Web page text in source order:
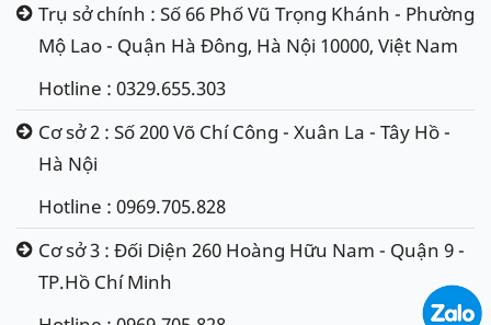
Trụ sở chính : Số 66 Phố Vũ Trọng Khánh - Phường
Mộ Lao - Quận Hà Đông, Hà Nội 10000, Việt Nam
Hotline : 0329.655.303
Cơ sở 2 : Số 200 Võ Chí Công - Xuân La - Tây Hồ -
Hà Nội
Hotline : 0969.705.828
Cơ sở 3 : Đối Diện 260 Hoàng Hữu Nam - Quận 9 -
TP.Hồ Chí Minh